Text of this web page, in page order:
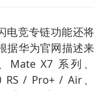
电竞专链功能还将
据华为官网描述来
X7 系列、
/ Pro+ / Air、